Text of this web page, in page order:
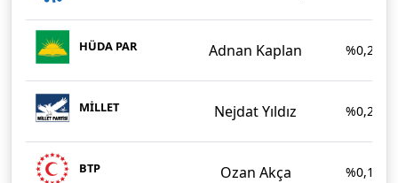
HÜDA PAR Adnan Kaplan %0,23
MİLLET Nejdat Yıldız %0,23
BTP Ozan Akça %0,12